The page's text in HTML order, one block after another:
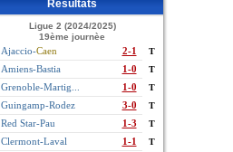
Résultats
Ligue 2 (2024/2025)
19ème journèe
Ajaccio-Caen 2-1 T
Amiens-Bastia 1-0 T
Grenoble-Martig... 1-0 T
Guingamp-Rodez 3-0 T
Red Star-Pau 1-3 T
Clermont-Laval 1-1 T